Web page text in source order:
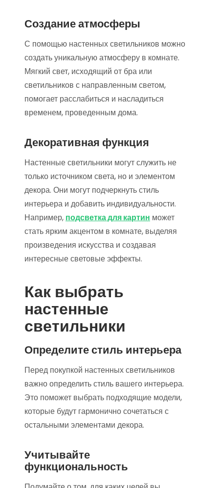
Создание атмосферы
С помощью настенных светильников можно
создать уникальную атмосферу в комнате.
Мягкий свет, исходящий от бра или
светильников с направленным светом,
помогает расслабиться и насладиться
временем, проведенным дома.
Декоративная функция
Настенные светильники могут служить не
только источником света, но и элементом
декора. Они могут подчеркнуть стиль
интерьера и добавить индивидуальности.
Например, подсветка для картин может
стать ярким акцентом в комнате, выделяя
произведения искусства и создавая
интересные световые эффекты.
Как выбрать
настенные
светильники
Определите стиль интерьера
Перед покупкой настенных светильников
важно определить стиль вашего интерьера.
Это поможет выбрать подходящие модели,
которые будут гармонично сочетаться с
остальными элементами декора.
Учитывайте
функциональность